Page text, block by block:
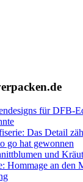
für DFB-
Das Detail
go hat gewonnen
und
Hommage an den